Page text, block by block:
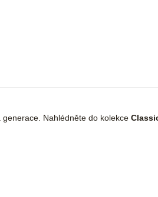
Nahlédněte do kolekce